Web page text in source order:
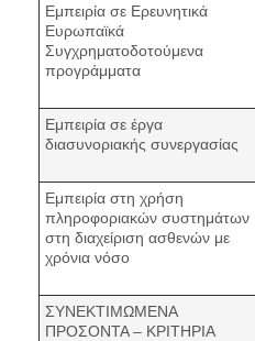
Εμπειρία σε Ερευνητικά
Ευρωπαϊκά
Συγχρηματοδοτούμενα
προγράμματα
Εμπειρία σε έργα
διασυνοριακής συνεργασίας
Εμπειρία στη χρήση
πληροφοριακών συστημάτων
στη διαχείριση ασθενών με
χρόνια νόσο
ΣΥΝΕΚΤΙΜΩΜΕΝΑ
ΠΡΟΣΟΝΤΑ – ΚΡΙΤΗΡΙΑ